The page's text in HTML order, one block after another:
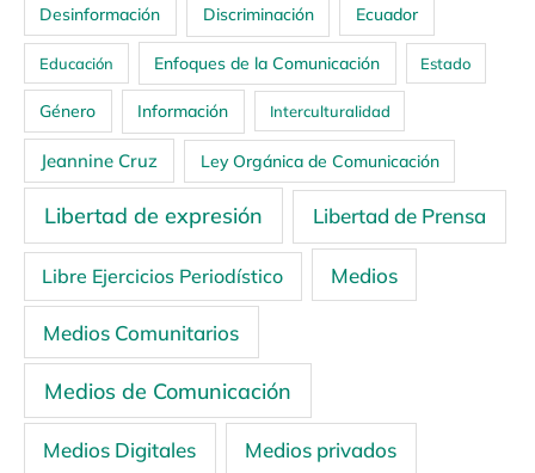
Desinformación Discriminación Ecuador
Educación Enfoques de la Comunicación Estado
Género Información Interculturalidad
Jeannine Cruz Ley Orgánica de Comunicación
Libertad de expresión Libertad de Prensa
Libre Ejercicios Periodístico Medios
Medios Comunitarios
Medios de Comunicación
Medios Digitales Medios privados